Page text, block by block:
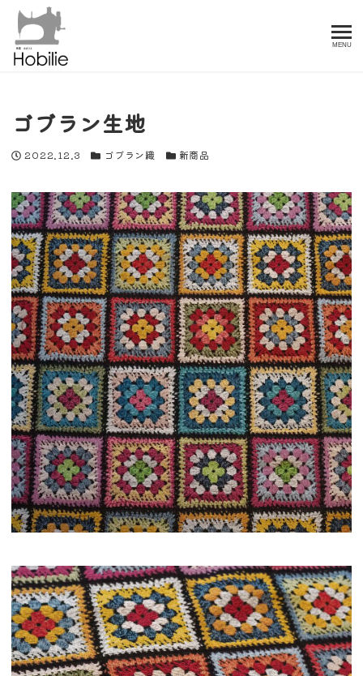
MENU
ゴブラン生地
投稿日
2022.12.3 カテゴリー
ゴブラン織 カテゴリー
新商品